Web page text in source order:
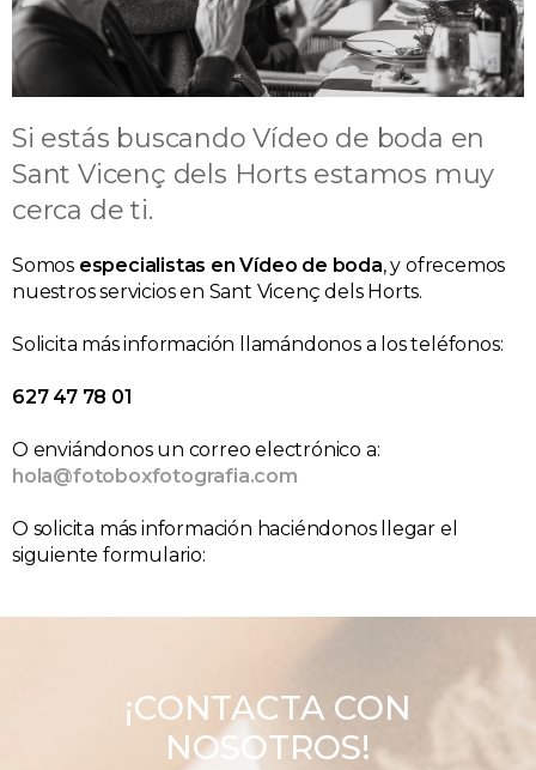
Si estás buscando Vídeo de boda en
Sant Vicenç dels Horts estamos muy
cerca de ti.
Somos especialistas en Vídeo de boda, y ofrecemos
nuestros servicios en Sant Vicenç dels Horts.
Solicita más información llamándonos a los teléfonos:
627 47 78 01
O enviándonos un correo electrónico a:
hola@fotoboxfotografia.com
O solicita más información haciéndonos llegar el
siguiente formulario:
¡CONTACTA CON
NOSOTROS!